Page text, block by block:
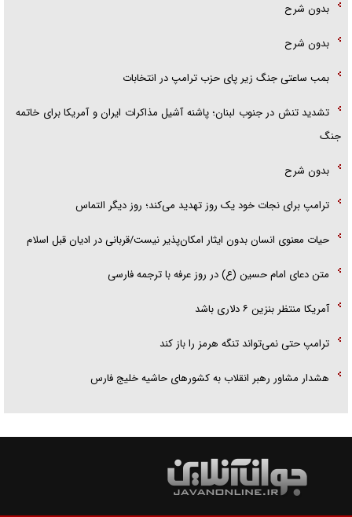
بدون شرح
بدون شرح
بمب ساعتی جنگ زیر پای حزب ترام‍پ در انتخابات
تشدید تنش در جنوب لبنان؛ پاشنه آشیل مذاکرات ایران و آمریکا برای خاتمه
جنگ
بدون شرح
ترامپ برای نجات خود یک روز تهدید می‌کند؛ روز دیگر التماس
حیات معنوی انسان بدون ایثار امکان‌پذیر نیست/قربانی در ادیان قبل اسلام
متن دعای امام حسین (ع) در روز عرفه با ترجمه فارسی
آمریکا منتظر بنزین ۶ دلاری باشد
ترامپ حتی نمی‌تواند تنگه هرمز را باز کند
هشدار مشاور رهبر انقلاب به کشور‌های حاشیه خلیج فارس